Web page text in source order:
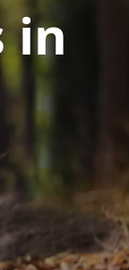
in